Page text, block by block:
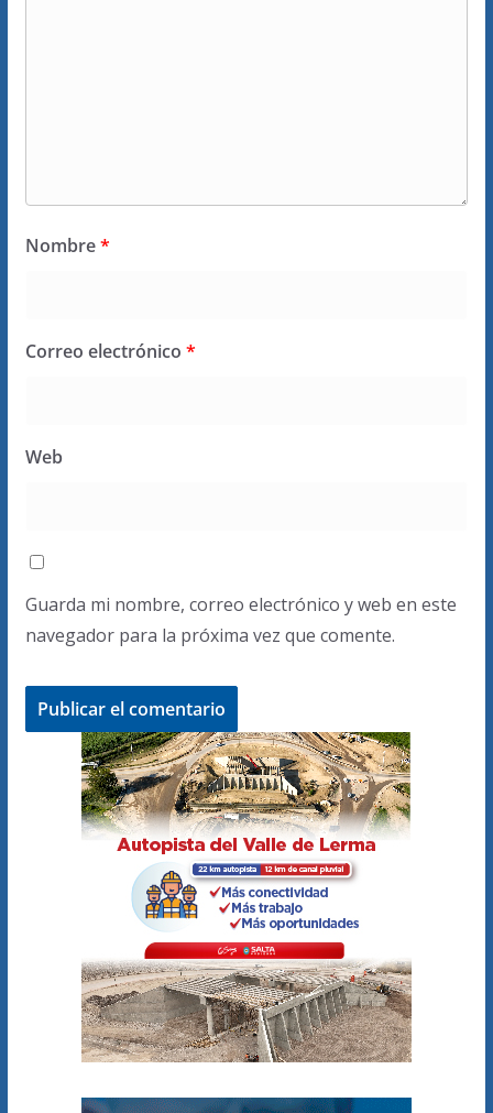
Nombre*
Correo electrónico *
Web
Guarda mi nombre, correo electrónico y web en este
navegador para la próxima vez que comente.